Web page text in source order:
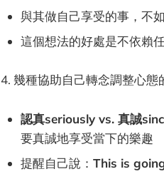
與其做自己享受的事，不如
這個想法的好處是不依賴
4. 幾種協助自己轉念調整心態
認真seriously vs. 真誠
要真誠地享受當下的樂趣
提醒自己說： This is